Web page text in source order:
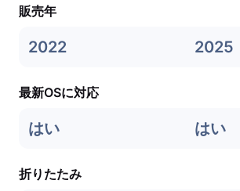
販売年
2022 2025
最新OSに対応
はい はい
折りたたみ